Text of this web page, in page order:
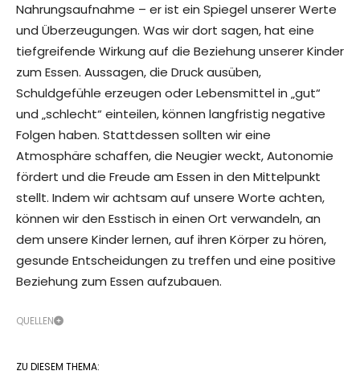
Nahrungsaufnahme – er ist ein Spiegel unserer Werte
und Überzeugungen. Was wir dort sagen, hat eine
tiefgreifende Wirkung auf die Beziehung unserer Kinder
zum Essen. Aussagen, die Druck ausüben,
Schuldgefühle erzeugen oder Lebensmittel in „gut“
und „schlecht“ einteilen, können langfristig negative
Folgen haben. Stattdessen sollten wir eine
Atmosphäre schaffen, die Neugier weckt, Autonomie
fördert und die Freude am Essen in den Mittelpunkt
stellt. Indem wir achtsam auf unsere Worte achten,
können wir den Esstisch in einen Ort verwandeln, an
dem unsere Kinder lernen, auf ihren Körper zu hören,
gesunde Entscheidungen zu treffen und eine positive
Beziehung zum Essen aufzubauen.
QUELLEN
ZU DIESEM THEMA: